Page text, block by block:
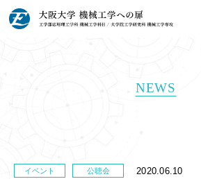
NEWS
イベント 公聴会 2020.06.10